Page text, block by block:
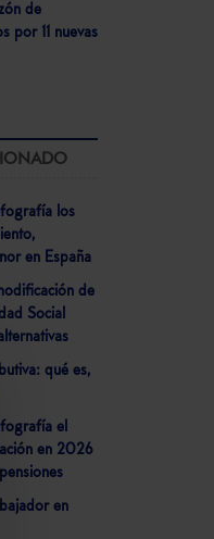
de
por 11 nuevas
los
en España
de
Social
qué es,
el
en 2026
en